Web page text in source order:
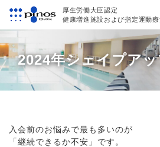
厚生労働大臣認定
健康増進施設および指定運動
2024年シェイプア
入会前のお悩みで最も多いのが
「継続できるか不安」です。